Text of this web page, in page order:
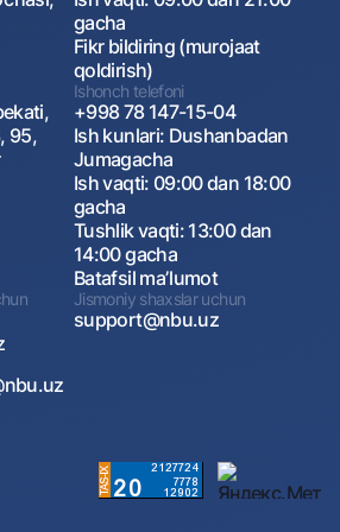
gacha
Fikr bildiring (murojaat
qoldirish)
95,
Ishonch telefoni
+998 78 147-15-04
Ish kunlari: Dushanbadan
Jumagacha
Ish vaqti: 09:00 dan 18:00
gacha
Tushlik vaqti: 13:00 dan
14:00 gacha
Batafsil maʼlumot
Jismoniy shaxslar uchun
support@nbu.uz